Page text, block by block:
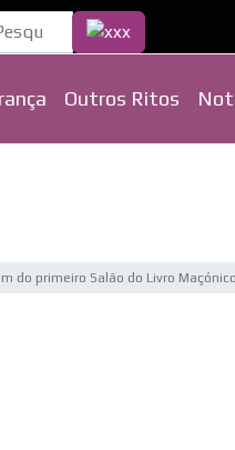
Outros Ritos
do primeiro Salão do Livro